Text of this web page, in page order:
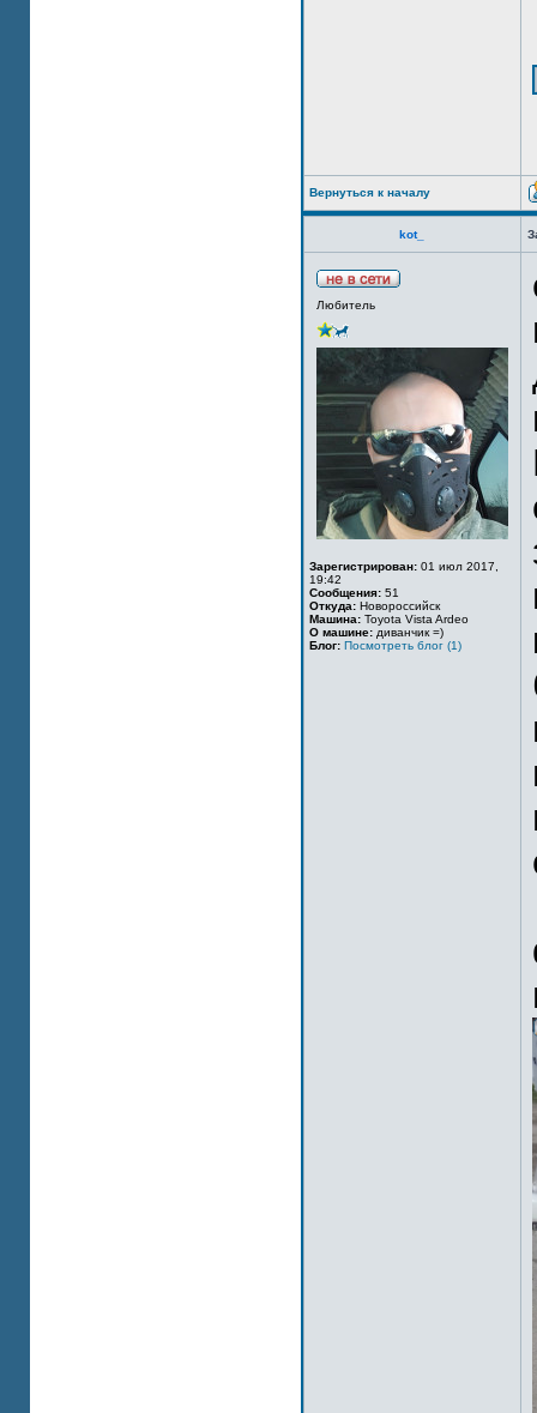
Вернуться к началу
kot_
Любитель
Зарегистрирован: 01 июл 2017,
19:42
Сообщения: 51
Откуда: Новороссийск
Машина: Toyota Vista Ardeo
О машине: диванчик =)
Блог: Посмотреть блог (1)